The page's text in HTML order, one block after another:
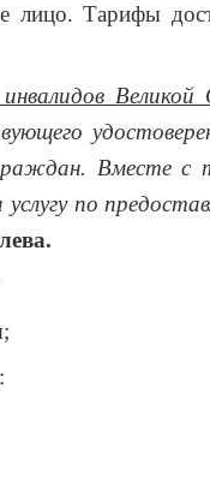
лицо. Тарифы
Великой
Вместе с
по